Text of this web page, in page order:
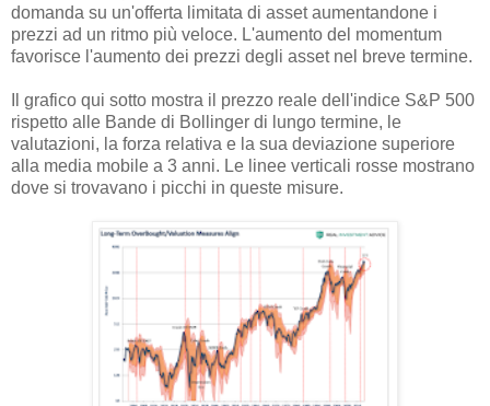
domanda su un'offerta limitata di asset aumentandone i
prezzi ad un ritmo più veloce. L'aumento del momentum
favorisce l'aumento dei prezzi degli asset nel breve termine.
Il grafico qui sotto mostra il prezzo reale dell'indice S&P 500
rispetto alle Bande di Bollinger di lungo termine, le
valutazioni, la forza relativa e la sua deviazione superiore
alla media mobile a 3 anni. Le linee verticali rosse mostrano
dove si trovavano i picchi in queste misure.